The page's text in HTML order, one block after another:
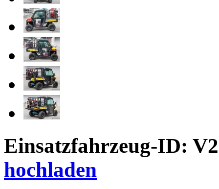
Einsatzfahrzeug-ID:
hochladen